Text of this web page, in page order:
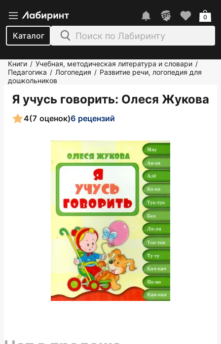
Каталог
0
Книги / Учебная, методическая литература и словари /
Педагогика / Логопедия / Развитие речи, логопедия для
дошкольников
Я учусь говорить: Олеся Жукова
4(7 оценок)6 рецензий